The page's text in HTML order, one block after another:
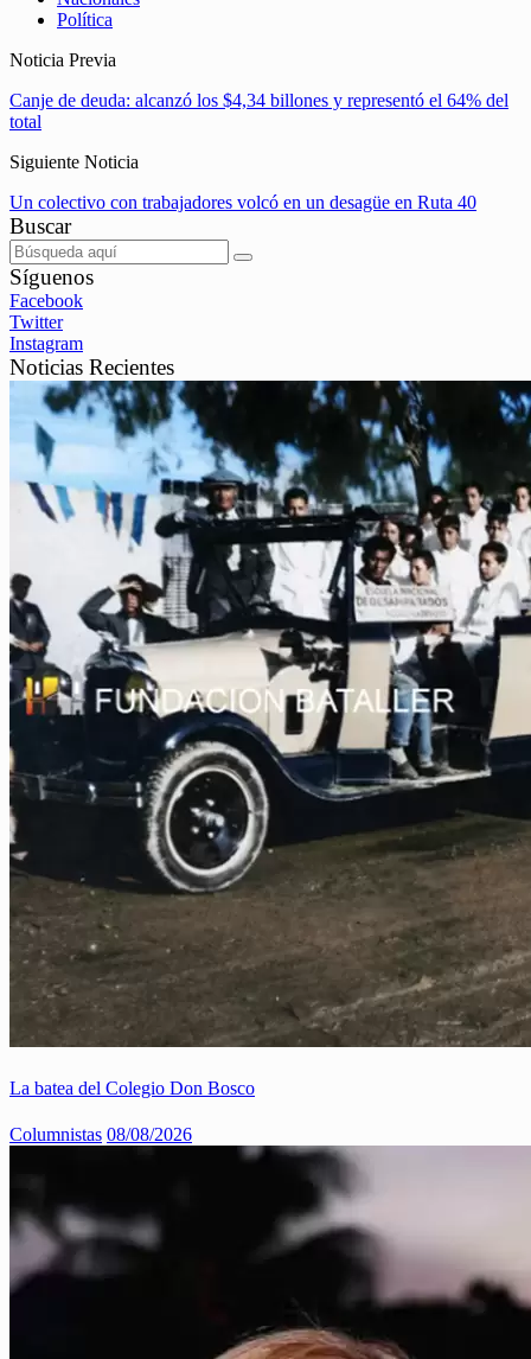
Política
Noticia Previa
Canje de deuda: alcanzó los $4,34 billones y representó el 64% del
total
Siguiente Noticia
Un colectivo con trabajadores volcó en un desagüe en Ruta 40
Buscar
Síguenos
Facebook
Twitter
Instagram
Noticias Recientes
La batea del Colegio Don Bosco
Columnistas 08/08/2026